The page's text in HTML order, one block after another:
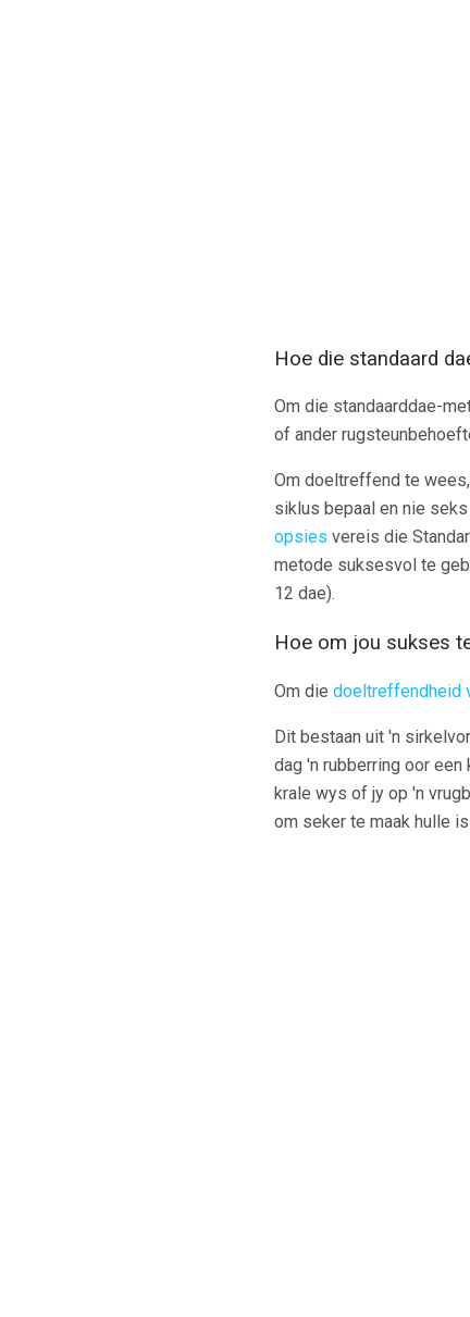
Hoe die standaard
Om die standaarddae-
of ander
Om doeltreffend te
siklus bepaal en nie
opsies vereis die
metode suksesvol te
12 dae).
Hoe om jou sukses
Om die doeltreffendheid
Dit bestaan ​​uit 'n
dag 'n rubberring oor
krale wys of jy op 'n
om seker te maak hulle